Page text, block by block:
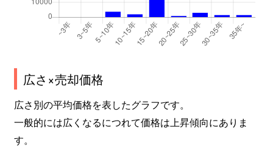
広さ×売却価格
広さ別の平均価格を表したグラフです。
一般的には広くなるにつれて価格は上昇傾向にありま
す。